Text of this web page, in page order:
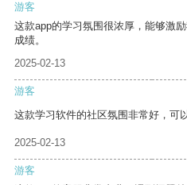
游客
这款app的学习氛围很浓厚，能够激
成绩。
2025-02-13
游客
这款学习软件的社区氛围非常好，可
2025-02-13
游客